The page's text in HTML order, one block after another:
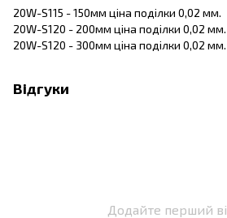
20W-S115 - 150мм ціна поділки 0,02 мм.
20W-S120 - 200мм ціна поділки 0,02 мм.
20W-S120 - 300мм ціна поділки 0,02 мм.
Відгуки
Додайте перший